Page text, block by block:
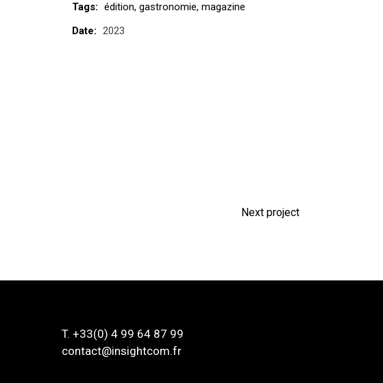
Tags: édition gastronomie magazine
Date: 2023
Next project
T. +33(0) 4 99 64 87 99
contact@insightcom.fr